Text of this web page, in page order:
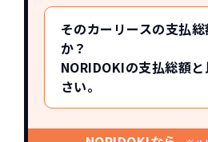
そのカーリースの支払
か？
NORIDOKIの支払総額
さい。